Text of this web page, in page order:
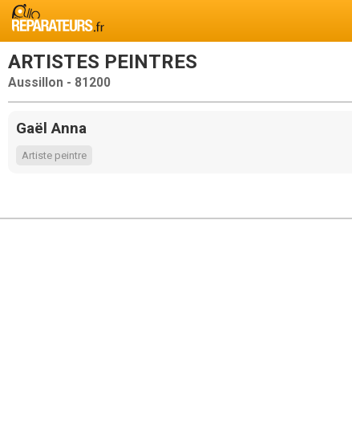
ARTISTES PEINTRES
Aussillon - 81200
Gaël Anna
Artiste peintre